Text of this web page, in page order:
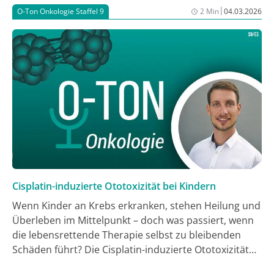
O-Ton Onkologie Staffel 9 2 Min|04.03.2026
Cisplatin-induzierte Ototoxizität bei Kindern
Wenn Kinder an Krebs erkranken, stehen Heilung und
Überleben im Mittelpunkt – doch was passiert, wenn
die lebensrettende Therapie selbst zu bleibenden
Schäden führt? Die Cisplatin-induzierte Ototoxizität